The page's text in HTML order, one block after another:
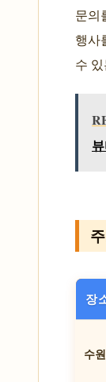
문의
행사
수
장
수